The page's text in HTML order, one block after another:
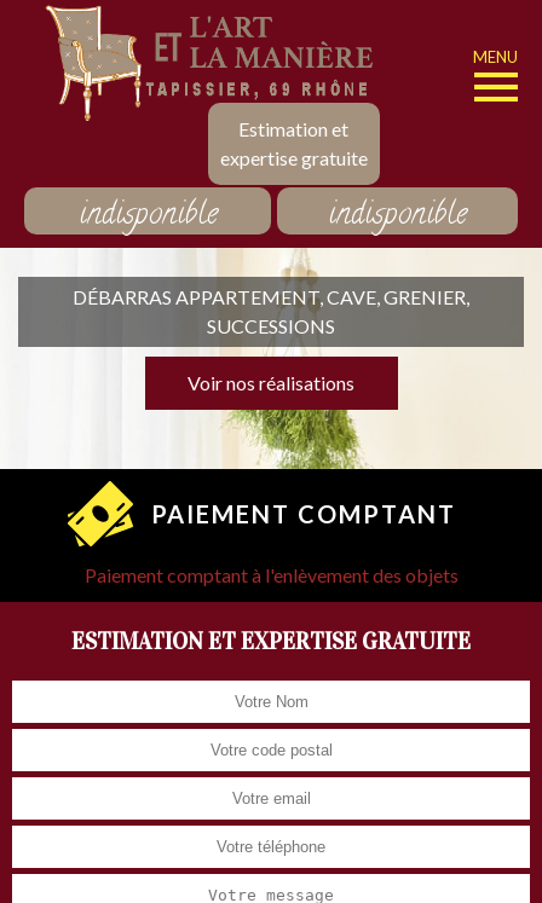
Estimation et
expertise gratuite
MENU
indisponible indisponible
DÉBARRAS APPARTEMENT, CAVE, GRENIER,
SUCCESSIONS
Voir nos réalisations
PAIEMENT COMPTANT
Paiement comptant à l'enlèvement des objets
ESTIMATION ET EXPERTISE GRATUITE